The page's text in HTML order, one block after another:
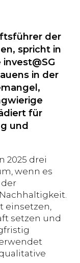
der
spricht in
in der
für
und
2025 drei
wenn es
einsetzen,
setzen und